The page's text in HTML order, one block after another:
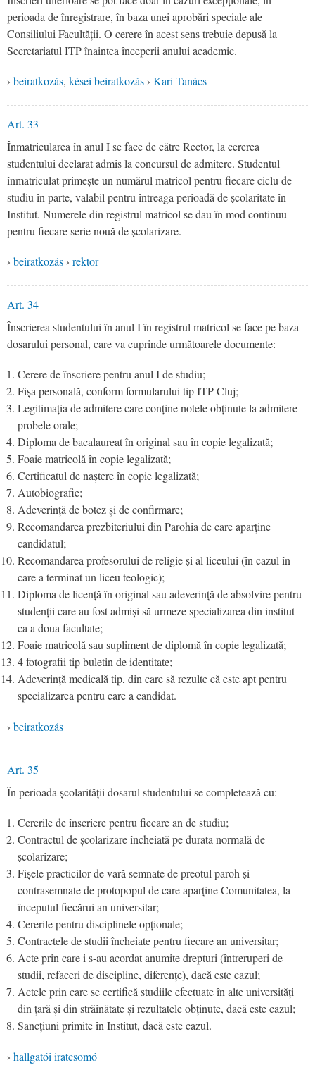
perioada de înregistrare, în baza unei aprobări speciale ale
Consiliului Facultății. O cerere în acest sens trebuie depusă la
Secretariatul ITP înaintea începerii anului academic.
› beiratkozás, kései beiratkozás › Kari Tanács
Art. 33
Înmatricularea în anul I se face de către Rector, la cererea
studentului declarat admis la concursul de admitere. Studentul
înmatriculat primește un numărul matricol pentru fiecare ciclu de
studiu în parte, valabil pentru întreaga perioadă de școlaritate în
Institut. Numerele din registrul matricol se dau în mod continuu
pentru fiecare serie nouă de școlarizare.
› beiratkozás › rektor
Art. 34
Înscrierea studentului în anul I în registrul matricol se face pe baza
dosarului personal, care va cuprinde următoarele documente:
Cerere de înscriere pentru anul I de studiu;
Fișa personală, conform formularului tip ITP Cluj;
Legitimația de admitere care conține notele obținute la admitere-
probele orale;
Diploma de bacalaureat în original sau în copie legalizată;
Foaie matricolă în copie legalizată;
Certificatul de naștere în copie legalizată;
Autobiografie;
Adeverință de botez și de confirmare;
Recomandarea prezbiteriului din Parohia de care aparține
candidatul;
Recomandarea profesorului de religie și al liceului (în cazul în
care a terminat un liceu teologic);
Diploma de licență în original sau adeverință de absolvire pentru
studenții care au fost admiși să urmeze specializarea din institut
ca a doua facultate;
Foaie matricolă sau supliment de diplomă în copie legalizată;
4 fotografii tip buletin de identitate;
Adeverință medicală tip, din care să rezulte că este apt pentru
specializarea pentru care a candidat.
› beiratkozás
Art. 35
În perioada școlarității dosarul studentului se completează cu:
Cererile de înscriere pentru fiecare an de studiu;
Contractul de școlarizare încheiată pe durata normală de
școlarizare;
Fișele practicilor de vară semnate de preotul paroh și
contrasemnate de protopopul de care aparține Comunitatea, la
începutul fiecărui an universitar;
Cererile pentru disciplinele opționale;
Contractele de studii încheiate pentru fiecare an universitar;
Acte prin care i s-au acordat anumite drepturi (întreruperi de
studii, refaceri de discipline, diferențe), dacă este cazul;
Actele prin care se certifică studiile efectuate în alte universități
din țară și din străinătate și rezultatele obținute, dacă este cazul;
Sancțiuni primite în Institut, dacă este cazul.
› hallgatói iratcsomó